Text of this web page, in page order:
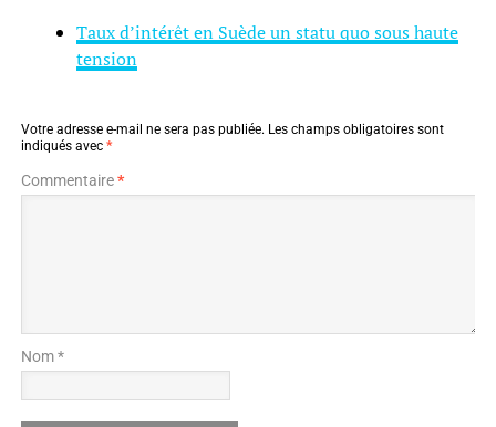
Taux d’intérêt en Suède un statu quo sous haute
tension
Votre adresse e-mail ne sera pas publiée. Les champs obligatoires sont
indiqués avec *
Commentaire*
Nom *